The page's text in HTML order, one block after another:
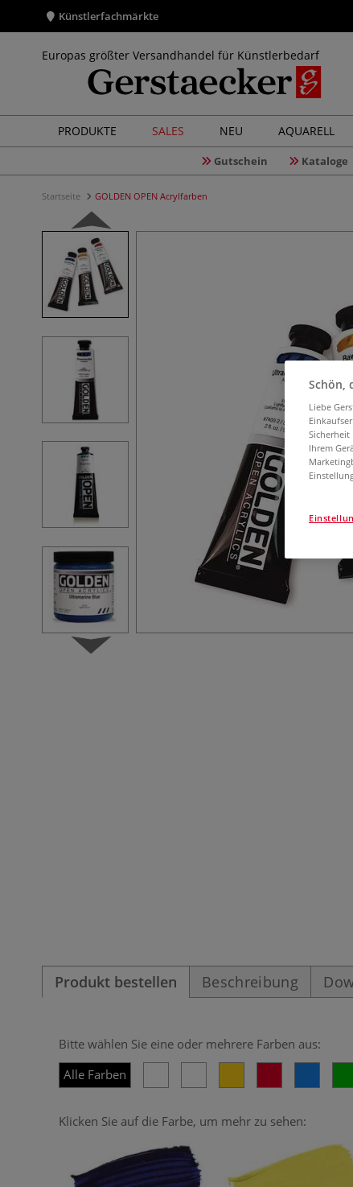
Künstlerfachmärkte
Europas größter Versandhandel für Künstlerbedarf
PRODUKTE SALES NEU AQUARELL
Gutschein Kataloge
Startseite GOLDEN OPEN Acrylfarben
Produkt bestellen Beschreibung
Bitte wählen Sie eine oder mehrere Farben aus:
Alle Farben
Klicken Sie auf die Farbe, um mehr zu sehen:
Schön,
Liebe
Sicherheit
Ihrem